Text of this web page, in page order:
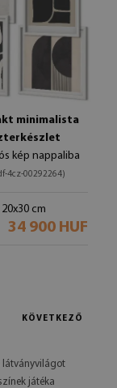
minimalista
kép nappaliba
4cz-00292264)
cm
34 900 HUF
KÖVETKEZŐ
látványvilágot
játéka